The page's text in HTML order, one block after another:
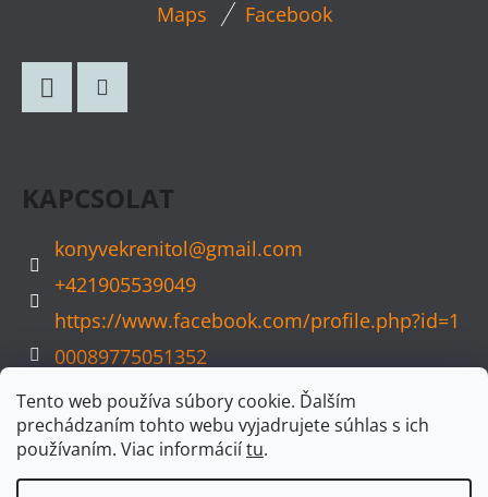
Tento web používa súbory cookie. Ďalším
prechádzaním tohto webu vyjadrujete súhlas s ich
používaním. Viac informáciítu.
Maps Facebook
KAPCSOLAT
konyvekrenitol@gmail.com
+421905539049
https://www.facebook.com/profile.php?id=1
00089775051352
konyvvarazs